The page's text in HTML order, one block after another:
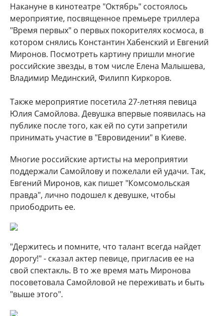
Накануне в кинотеатре "Октябрь" состоялось
мероприятие, посвященное премьере триллера
"Время первых" о первых покорителях космоса, в
котором снялись Константин Хабенский и Евгений
Миронов. Посмотреть картину пришли многие
российские звезды, в том числе Елена Малышева,
Владимир Мединский, Филипп Киркоров.
Также мероприятие посетила 27-летняя певица
Юлия Самойлова. Девушка впервые появилась на
публике после того, как ей по сути запретили
принимать участие в "Евровидении" в Киеве.
Многие российские артисты на мероприятии
поддержали Самойлову и пожелали ей удачи. Так,
Евгений Миронов, как пишет "Комсомольская
правда", лично подошел к девушке, чтобы
приободрить ее.
"Держитесь и помните, что талант всегда найдет
дорогу!" - сказал актер певице, пригласив ее на
свой спектакль. В то же время мать Миронова
посоветовала Самойловой не переживать и быть
"выше этого".